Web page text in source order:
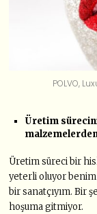
POLVO,
Üretim
Üretim süreci bir
yeterli oluyor
bir sanatçıyım. Bir
hoşuma gitmiyor.